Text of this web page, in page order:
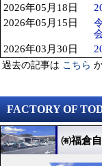
2026年05月18日
2026年05月15日
2026年03月30日
過去の記事は こちら
FACTORY OF
㈲福倉